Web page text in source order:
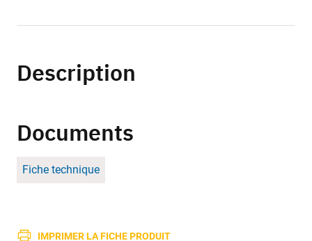
Description
Documents
Fiche technique
IMPRIMER LA FICHE PRODUIT